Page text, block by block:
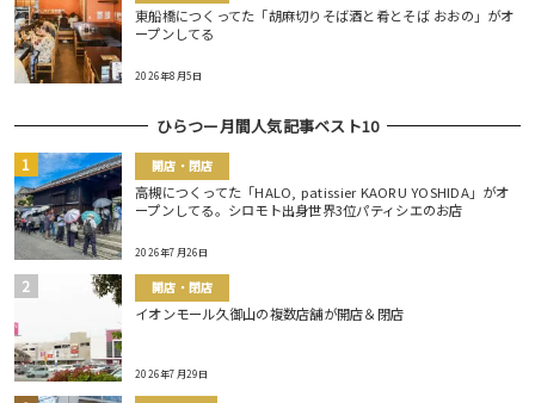
東船橋につくってた「胡麻切りそば酒と肴とそば おおの」がオ
ープンしてる
2026年8月5日
ひらつー月間人気記事ベスト10
開店・閉店
高槻につくってた「HALO, patissier KAORU YOSHIDA」がオ
ープンしてる。シロモト出身世界3位パティシエのお店
2026年7月26日
開店・閉店
イオンモール久御山の複数店舗が開店＆閉店
2026年7月29日